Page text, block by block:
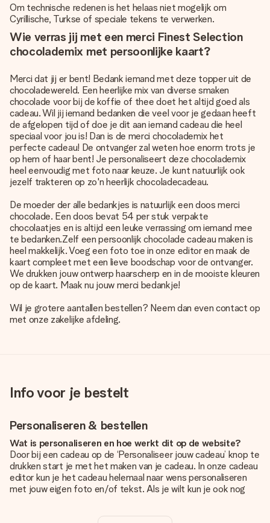
Om technische redenen is het helaas niet mogelijk om
Cyrillische, Turkse of speciale tekens te verwerken.
Wie verras jij met een merci Finest Selection
chocolademix met persoonlijke kaart?
Merci dat jij er bent! Bedank iemand met deze topper uit de
chocoladewereld. Een heerlijke mix van diverse smaken
chocolade voor bij de koffie of thee doet het altijd goed als
cadeau. Wil jij iemand bedanken die veel voor je gedaan heeft
de afgelopen tijd of doe je dit aan iemand cadeau die heel
speciaal voor jou is! Dan is de merci chocolademix het
perfecte cadeau! De ontvanger zal weten hoe enorm trots je
op hem of haar bent! Je personaliseert deze chocolademix
heel eenvoudig met foto naar keuze. Je kunt natuurlijk ook
jezelf trakteren op zo'n heerlijk chocoladecadeau.
De moeder der alle bedankjes is natuurlijk een doos merci
chocolade. Een doos bevat 54 per stuk verpakte
chocolaatjes en is altijd een leuke verrassing om iemand mee
te bedanken.Zelf een persoonlijk chocolade cadeau maken is
heel makkelijk. Voeg een foto toe in onze editor en maak de
kaart compleet met een lieve boodschap voor de ontvanger.
We drukken jouw ontwerp haarscherp en in de mooiste kleuren
op de kaart. Maak nu jouw merci bedankje!
Wil je grotere aantallen bestellen? Neem dan even contact op
met onze zakelijke afdeling.
Info voor je bestelt
Personaliseren & bestellen
Wat is personaliseren en hoe werkt dit op de website?
Door bij een cadeau op de ‘Personaliseer jouw cadeau’ knop te
drukken start je met het maken van je cadeau. In onze cadeau
editor kun je het cadeau helemaal naar wens personaliseren
met jouw eigen foto en/of tekst. Als je wilt kun je ook nog